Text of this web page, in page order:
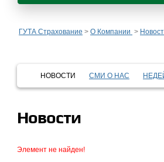
ГУТА Страхование > О Компании >
НОВОСТИ СМИ О НАС
Новости
Элемент не найден!